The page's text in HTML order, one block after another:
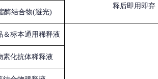
释后即用即弃
酶结合物(避光)
＆标本通用稀释液
素化抗体稀释液